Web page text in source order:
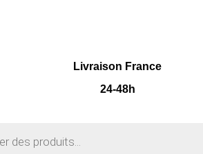
Livraison France
24-48h